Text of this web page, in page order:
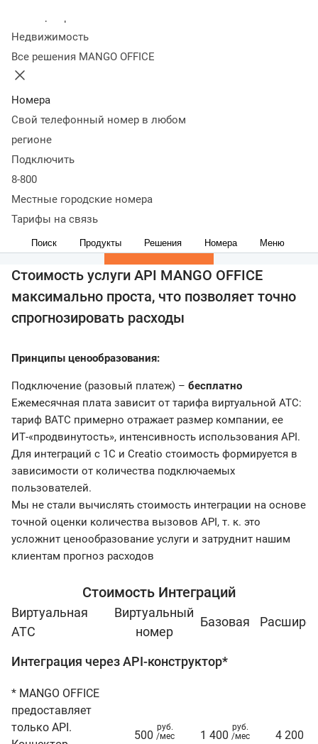
Недвижимость
Все решения MANGO OFFICE
Номера
Свой телефонный номер в любом
регионе
Подключить
8-800
Местные городские номера
Тарифы на связь
Поиск Продукты Решения Номера Меню
Прямые интеграции
Универсальный коннектор
Подробнее
Стоимость услуги API MANGO OFFICE
максимально проста, что позволяет точно
спрогнозировать расходы
Принципы ценообразования:
Подключение (разовый платеж) – бесплатно
Ежемесячная плата зависит от тарифа виртуальной АТС:
тариф ВАТС примерно отражает размер компании, ее
ИТ-«продвинутость», интенсивность использования API.
Для интеграций с 1С и Creatio стоимость формируется в
зависимости от количества подключаемых
пользователей.
Мы не стали вычислять стоимость интеграции на основе
точной оценки количества вызовов API, т. к. это
усложнит ценообразование услуги и затруднит нашим
клиентам прогноз расходов
Стоимость Интеграций
Виртуальная
АТС
Виртуальный
номер
Базовая
Интеграция через API-конструктор*
* MANGO OFFICE
предоставляет
только API.
500
руб.
/мес
1 400
руб.
/мес
4 200